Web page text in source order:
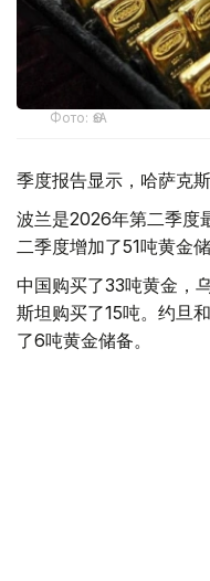
Фото: ӨзА
季度报告显示，哈萨克
波兰是2026年第二季度
二季度增加了51吨黄金储
中国购买了33吨黄金，
斯坦购买了15吨。约旦
了6吨黄金储备。